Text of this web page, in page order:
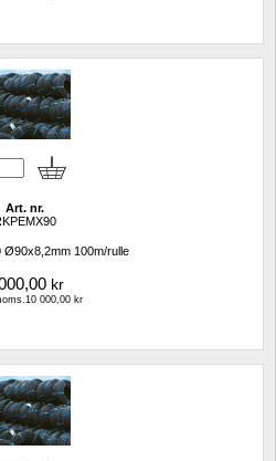
Art. nr.
Ø90x8,2mm 100m/rulle
kr
000,00 kr